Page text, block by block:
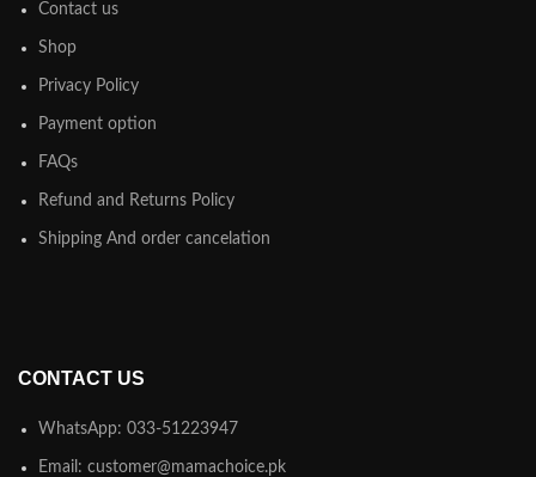
Contact us
Shop
Privacy Policy
Payment option
FAQs
Refund and Returns Policy
Shipping And order cancelation
CONTACT US
WhatsApp: 033-51223947
Email: customer@mamachoice.pk